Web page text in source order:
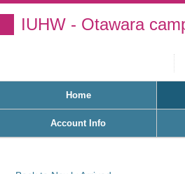
IUHW - Otawara
Home
Account Info